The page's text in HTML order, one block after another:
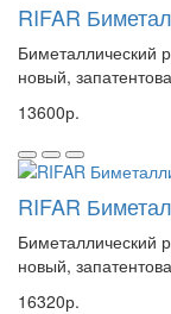
RIFAR
Биметаллический
новый,
13600р.
RIFAR
Биметаллический
новый,
16320р.